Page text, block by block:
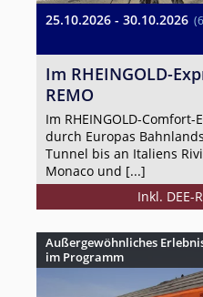
25.10.2026 - 30.10.2026
Im RHEINGOLD-
REMO
Im RHEINGOLD-
durch Europas
Tunnel bis an Italiens
Monaco und [...]
Inkl. DEE-
Außergewöhnliches
im Programm